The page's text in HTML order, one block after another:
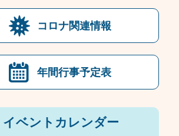
コロナ関連情報
年間行事予定表
イベントカレンダー